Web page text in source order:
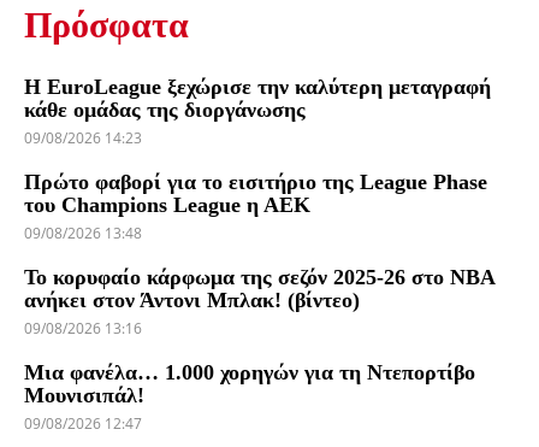
Πρόσφατα
Η EuroLeague ξεχώρισε την καλύτερη μεταγραφή
κάθε ομάδας της διοργάνωσης
09/08/2026 14:23
Πρώτο φαβορί για το εισιτήριο της League Phase
του Champions League η ΑΕΚ
09/08/2026 13:48
Το κορυφαίο κάρφωμα της σεζόν 2025-26 στο NBA
ανήκει στον Άντονι Μπλακ! (βίντεο)
09/08/2026 13:16
Μια φανέλα… 1.000 χορηγών για τη Ντεπορτίβο
Μουνισιπάλ!
09/08/2026 12:47